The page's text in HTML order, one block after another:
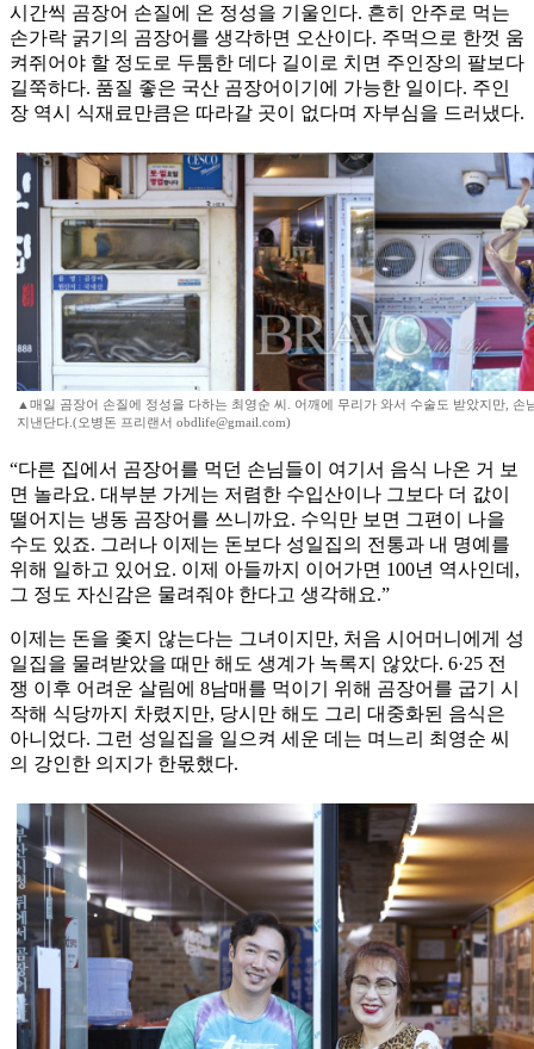
시간씩 곰장어 손질에 온 정성을 기울인다. 흔히 안주로 먹는
손가락 굵기의 곰장어를 생각하면 오산이다. 주먹으로 한껏 움
켜쥐어야 할 정도로 두툼한 데다 길이로 치면 주인장의 팔보다
길쭉하다. 품질 좋은 국산 곰장어이기에 가능한 일이다. 주인
장 역시 식재료만큼은 따라갈 곳이 없다며 자부심을 드러냈다.
▲매일 곰장어 손질에 정성을 다하는 최영순 씨. 어깨에 무리가 와서 수술도 받았지만, 손
지낸단다.(오병돈 프리랜서 obdlife@gmail.com)
“다른 집에서 곰장어를 먹던 손님들이 여기서 음식 나온 거 보
면 놀라요. 대부분 가게는 저렴한 수입산이나 그보다 더 값이
떨어지는 냉동 곰장어를 쓰니까요. 수익만 보면 그편이 나을
수도 있죠. 그러나 이제는 돈보다 성일집의 전통과 내 명예를
위해 일하고 있어요. 이제 아들까지 이어가면 100년 역사인데,
그 정도 자신감은 물려줘야 한다고 생각해요.”
이제는 돈을 좇지 않는다는 그녀이지만, 처음 시어머니에게 성
일집을 물려받았을 때만 해도 생계가 녹록지 않았다. 6·25 전
쟁 이후 어려운 살림에 8남매를 먹이기 위해 곰장어를 굽기 시
작해 식당까지 차렸지만, 당시만 해도 그리 대중화된 음식은
아니었다. 그런 성일집을 일으켜 세운 데는 며느리 최영순 씨
의 강인한 의지가 한몫했다.